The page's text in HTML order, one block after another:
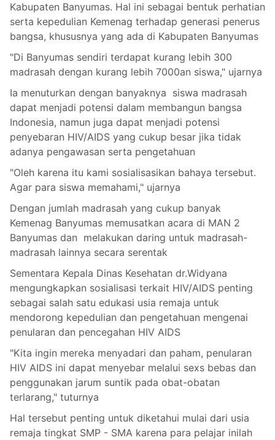
Kabupaten Banyumas. Hal ini sebagai bentuk perhatian
serta kepedulian Kemenag terhadap generasi penerus
bangsa, khususnya yang ada di Kabupaten Banyumas
"Di Banyumas sendiri terdapat kurang lebih 300
madrasah dengan kurang lebih 7000an siswa," ujarnya
Ia menuturkan dengan banyaknya siswa madrasah
dapat menjadi potensi dalam membangun bangsa
Indonesia, namun juga dapat menjadi potensi
penyebaran HIV/AIDS yang cukup besar jika tidak
adanya pengawasan serta pengetahuan
"Oleh karena itu kami sosialisasikan bahaya tersebut.
Agar para siswa memahami," ujarnya
Dengan jumlah madrasah yang cukup banyak
Kemenag Banyumas memusatkan acara di MAN 2
Banyumas dan melakukan daring untuk madrasah-
madrasah lainnya secara serentak
Sementara Kepala Dinas Kesehatan dr.Widyana
mengungkapkan sosialisasi terkait HIV/AIDS penting
sebagai salah satu edukasi usia remaja untuk
mendorong kepedulian dan pengetahuan mengenai
penularan dan pencegahan HIV AIDS
"Kita ingin mereka menyadari dan paham, penularan
HIV AIDS ini dapat menyebar melalui sexs bebas dan
penggunakan jarum suntik pada obat-obatan
terlarang," tuturnya
Hal tersebut penting untuk diketahui mulai dari usia
remaja tingkat SMP - SMA karena para pelajar inilah